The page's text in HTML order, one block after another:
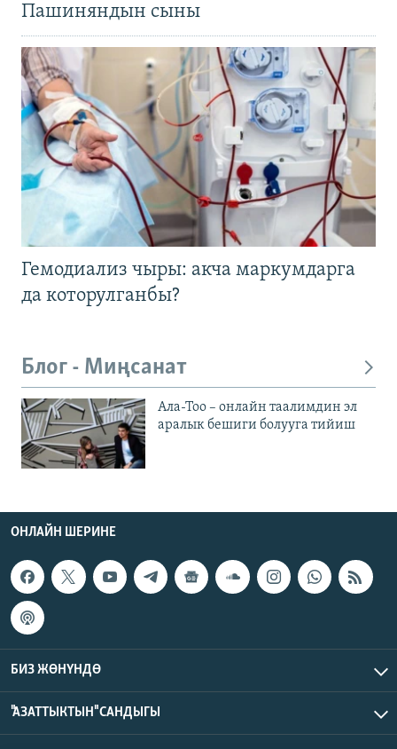
Пашиняндын сыны
Гемодиализ чыры: акча маркумдарга
да которулганбы?
Блог - Миңсанат
Ала-Тоо – онлайн таалимдин эл
аралык бешиги болууга тийиш
ОНЛАЙН ШЕРИНЕ
БИЗ ЖӨНҮНДӨ
"АЗАТТЫКТЫН" САНДЫГЫ